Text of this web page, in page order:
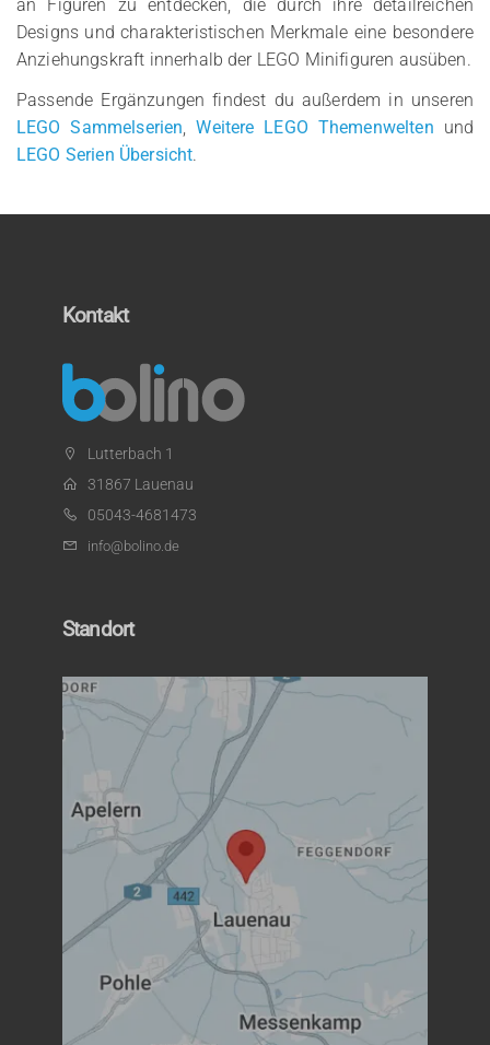
an Figuren zu entdecken, die durch ihre detailreichen
Designs und charakteristischen Merkmale eine besondere
Anziehungskraft innerhalb der LEGO Minifiguren ausüben.
Passende Ergänzungen findest du außerdem in unseren
LEGO Sammelserien,Weitere LEGO Themenwelten und
LEGO Serien Übersicht.
Kontakt
Lutterbach 1
31867 Lauenau
05043-4681473
info@bolino.de
Standort